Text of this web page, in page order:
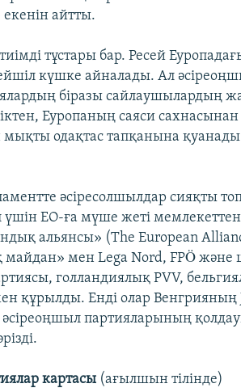
айтты.
тұстары бар. Ресей
күшке айналады. Ал
біразы сайлаушылардың
Еуропаның саяси
одақтас тапқанына
әсіресолшылдар сияқты
ЕО-ға мүше жеті мемлекеттен
альянсы» (The European
майдан» мен Lega Nord, FPÖ және
голландиялық PVV,
құрылды. Енді олар Венгрияның
партияларының
картасы (ағылшын тілінде)